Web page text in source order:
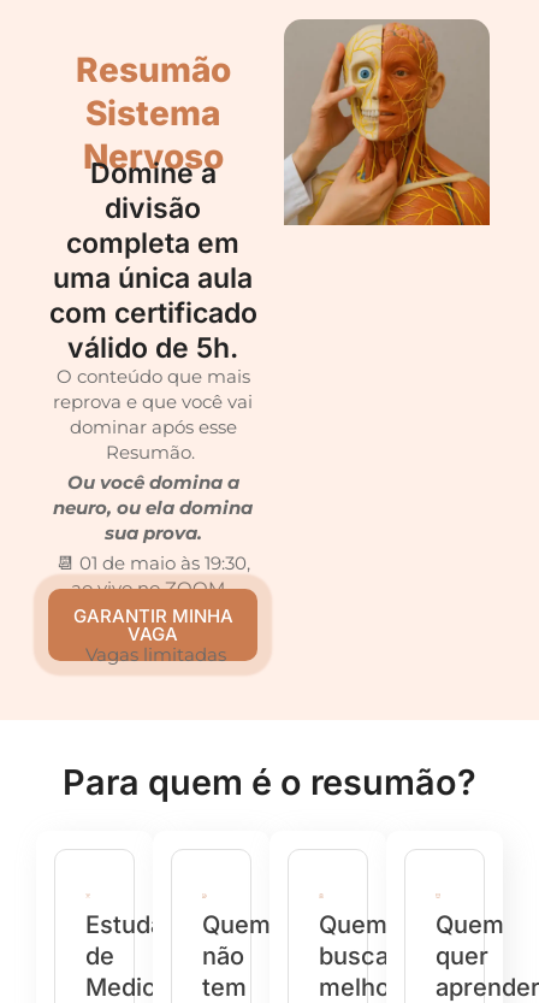
Resumão
Sistema
Nervoso
Domine a
divisão
completa em
uma única aula
com certificado
válido de 5h.
O conteúdo que mais
reprova e que você vai
dominar após esse
Resumão.
Ou você domina a
neuro, ou ela domina
sua prova.
📆 01 de maio às 19:30,
ao vivo no ZOOM
GARANTIR MINHA
VAGA
Vagas limitadas
Para quem é o resumão?
Estudantes
de
Medicina
Quem
não
tem
Quem
busca
melhorar
Quem
quer
aprender